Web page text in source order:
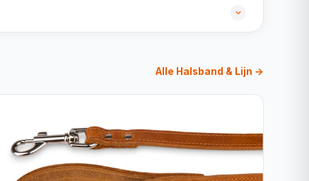
Alle Halsband & Lijn →